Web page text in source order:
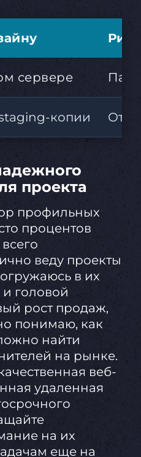
сервере
копии
проекта
профильных
процентов
веду проекты
в их
головой
рост продаж,
понимаю, как
найти
на рынке.
веб-
удаленная
на их
еще на